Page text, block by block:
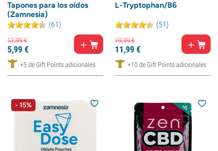
Tapones para los oídos
(Zamnesia)
(61)
11,99€
5,99€
+5 de Gift Points adicionales
L-Tryptophan/B6
(51)
19,99€
11,99€
+10 de Gift Points adicionales
- 15%